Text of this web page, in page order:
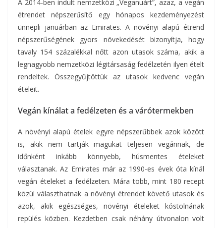
A 2014-ben indult nemzetközi „Veganuárt”, azaz, a vegán
étrendet népszerűsítő egy hónapos kezdeményezést
ünnepli januárban az Emirates. A növényi alapú étrend
népszerűségének gyors növekedését bizonyítja, hogy
tavaly 154 százalékkal nőtt azon utasok száma, akik a
legnagyobb nemzetközi légitársaság fedélzetén ilyen ételt
rendeltek. Összegyűjtöttük az utasok kedvenc vegán
ételeit.
Vegán kínálat a fedélzeten és a várótermekben
A növényi alapú ételek egyre népszerűbbek azok között
is, akik nem tartják magukat teljesen vegánnak, de
időnként inkább könnyebb, húsmentes ételeket
választanak. Az Emirates már az 1990-es évek óta kínál
vegán ételeket a fedélzeten. Mára több, mint 180 recept
közül választhatnak a növényi étrendet követő utasok és
azok, akik egészséges, növényi ételeket kóstolnának
repülés közben. Kezdetben csak néhány útvonalon volt